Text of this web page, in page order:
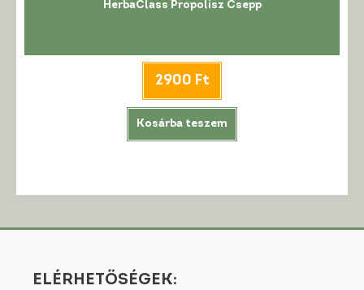
HerbaClass Propolisz Csepp
2900 Ft
Kosárba teszem
ELÉRHETŐSÉGEK: